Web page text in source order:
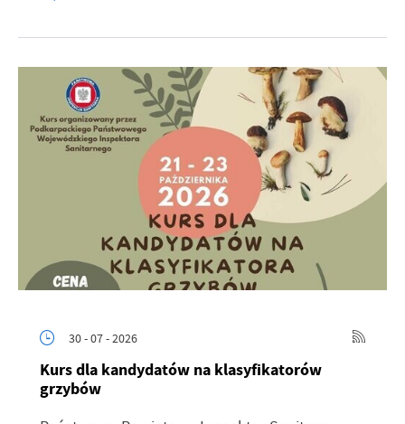
30 - 07 - 2026
Kurs dla kandydatów na klasyfikatorów
grzybów